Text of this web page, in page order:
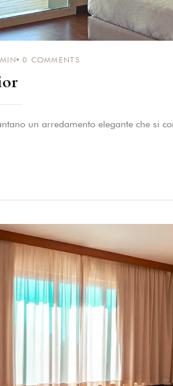
0 COMMENTS
un arredamento elegante che si